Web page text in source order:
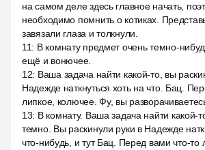
на самом деле здесь главное начать,
необходимо помнить о котиках.
завязали глаза и толкнули.
11: В комнату предмет очень темно-
ещё и вонючее.
12: Ваша задача найти какой-то, вы
Надежде наткнуться хоть на что. Бац.
липкое, колючее. Фу, вы
13: В комнату. Ваша задача найти какой-
темно. Вы раскинули руки в Надежде
что-нибудь, и тут Бац. Перед вами что-то